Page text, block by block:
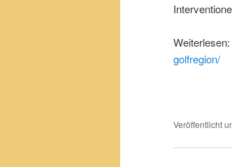
Weiterlesen:
golfregion/
Veröffentlicht